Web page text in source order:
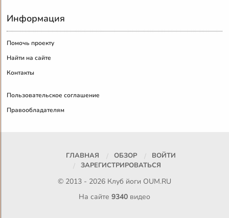
Информация
Помочь проекту
Найти на сайте
Контакты
Пользовательское соглашение
Правообладателям
ГЛАВНАЯ ОБЗОР
ВОЙТИ
ЗАРЕГИСТРИРОВАТЬСЯ
© 2013 - 2026 Клуб йоги OUM.RU
На сайте 9340видео